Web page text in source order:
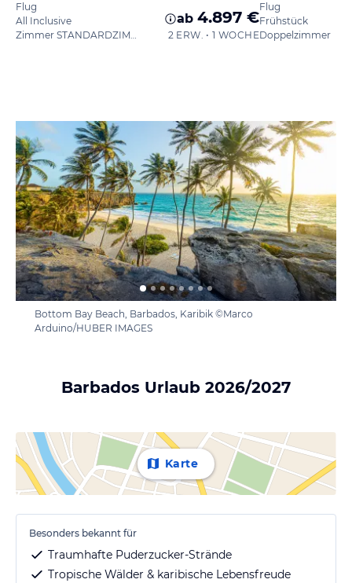
Flug
All Inclusive
Zimmer STANDARDZIMMER
ab 4.897 €
2 ERW. • 1 WOCHE
Flug
Frühstück
Doppelzimmer
Bottom Bay Beach, Barbados, Karibik ©Marco
Arduino/HUBER IMAGES
Barbados Urlaub 2026/2027
Besonders bekannt für
Traumhafte Puderzucker-Strände
Tropische Wälder & karibische Lebensfreude
Karte